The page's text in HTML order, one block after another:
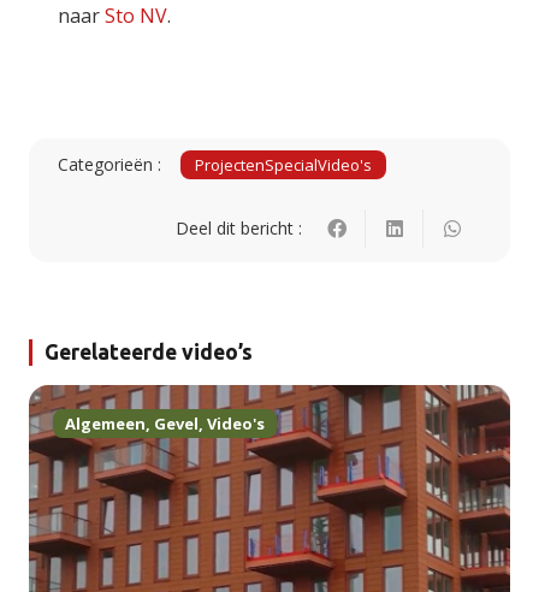
naarSto NV.
Categorieën : ProjectenSpecialVideo's
Deel dit bericht :
Gerelateerde video’s
Algemeen, Gevel, Video's